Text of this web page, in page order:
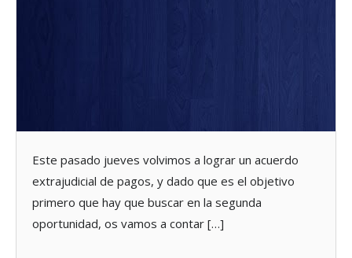
Este pasado jueves volvimos a lograr un acuerdo
extrajudicial de pagos, y dado que es el objetivo
primero que hay que buscar en la segunda
oportunidad, os vamos a contar […]